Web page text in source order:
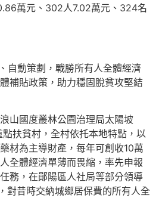
萬元、302人7.02萬元、324名
自動策劃，戰勝所有人全體經濟
補貼政策，助力穩固脫貧攻堅結
山國度叢林公園治理局太陽坡
扶貧村，全村依托本地特點，以
藥材為主導財產，每年可創收10萬
全體經濟單薄而畏縮，率先申報
務，在鄖陽區人社局等部分領導
對昔時交納城鄉居保費的所有人全